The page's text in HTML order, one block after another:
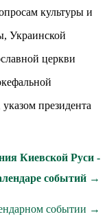
культуры и
Украинской
церкви
президента
Киевской Руси -
событий →
событии →